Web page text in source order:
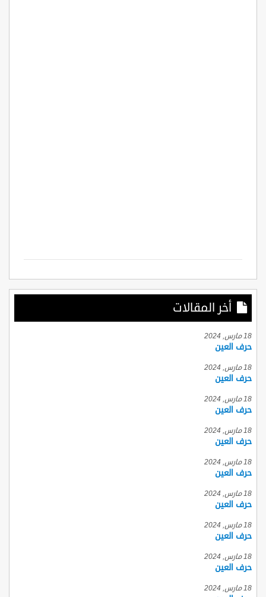
أخر المقالات
18 مارس, 2024
حرف العين
18 مارس, 2024
حرف العين
18 مارس, 2024
حرف العين
18 مارس, 2024
حرف العين
18 مارس, 2024
حرف العين
18 مارس, 2024
حرف العين
18 مارس, 2024
حرف العين
18 مارس, 2024
حرف العين
18 مارس, 2024